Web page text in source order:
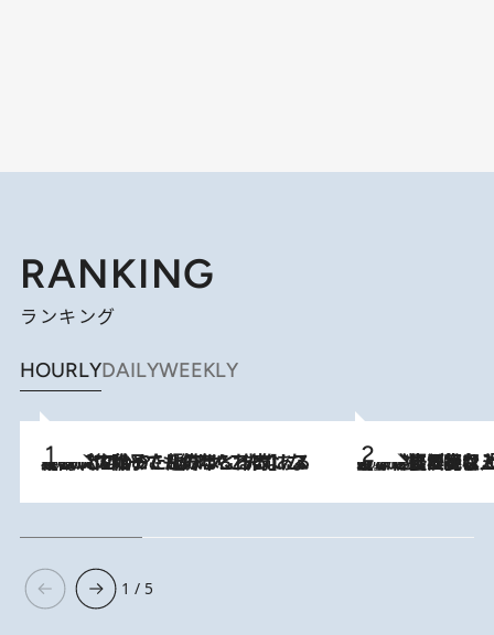
RANKING
ランキング
HOURLYDAILYWEEKLY
2026.8.5
【阿川佐和子さんの年とる力】なぜ70代で始めた趣味は“こんなに楽しい”のか？ ピアノ、俳句…スランプに陥っても続けられる“ある秘訣”とは 2026.8.5
【なぜ吉沢亮は「気配を消せる」のか？】興行収入208億の『国宝』を経て挑むミュージカル『ディア・エヴァン・ハンセン』。トップ俳優が舞台上でさらけ出した“孤独”とは
1 / 5